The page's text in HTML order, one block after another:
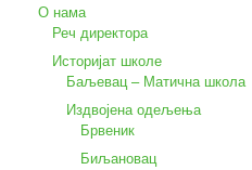
О нама
Реч директора
Историјат школе
Баљевац – Матична школа
Издвојена одељења
Брвеник
Биљановац